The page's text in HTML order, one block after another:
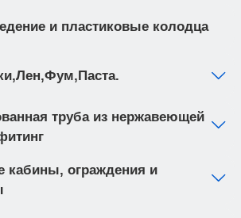
и пластиковые колодца
труба из нержавеющей
кабины, ограждения и